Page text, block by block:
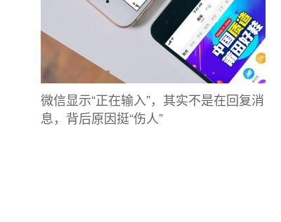
微信显示“正在输入”，其实不是在回复消
息，背后原因挺“伤人”